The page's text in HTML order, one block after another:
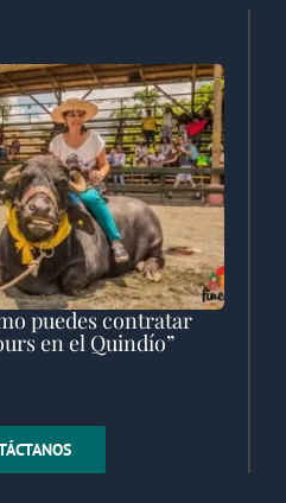
puedes contratar
en el Quindío”